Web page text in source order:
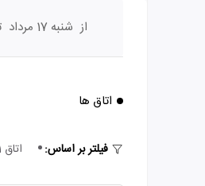
از شنبه 17 مرداد
اتاق ها
فیلتر بر اساس: اتاق 1 تخته